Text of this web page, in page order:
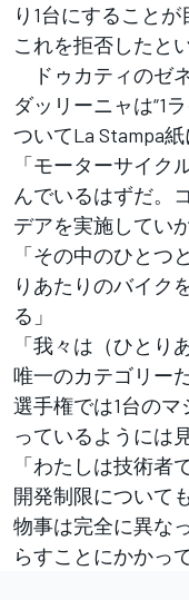
り1台にすること
これを拒否したとい
ドゥカティのゼ
ダッリーニャは“1
ついてLa Stampa
「モーターサイク
んでいるはずだ。
デアを実施してい
「その中のひとつ
りあたりのバイク
る」
「我々は（ひとり
唯一のカテゴリー
選手権では1台の
っているようには
「わたしは技術者
開発制限について
物事は完全に異な
らすことにかかっ